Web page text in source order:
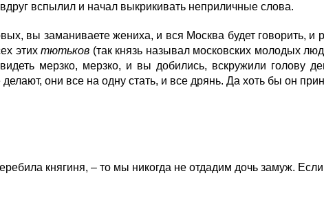
вспылил и начал выкрикивать неприличные слова.
вы заманиваете жениха, и вся Москва будет говорить, и
этих тютьков (так князь называл московских молодых
мерзко, мерзко, и вы добились, вскружили голову
они все на одну стать, и все дрянь. Да хоть бы он
княгиня, – то мы никогда не отдадим дочь замуж.